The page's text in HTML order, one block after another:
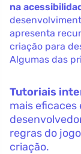
na
apresenta
criação para
Algumas das
Tutoriais
mais
regras do
criação.